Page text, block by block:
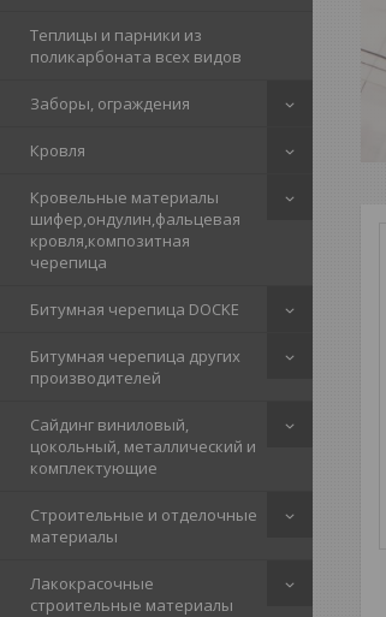
Теплицы и парники из
поликарбоната всех видов
Заборы, ограждения
Кровля
Кровельные материалы
шифер,ондулин,фальцевая
кровля,композитная
черепица
Битумная черепица DOCKE
Битумная черепица других
производителей
Сайдинг виниловый,
цокольный, металлический и
комплектующие
Строительные и отделочные
материалы
Лакокрасочные
строительные материалы